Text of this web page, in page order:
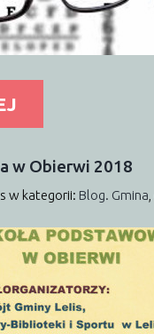
w Obierwi 2018
w kategorii: Blog. Gmina